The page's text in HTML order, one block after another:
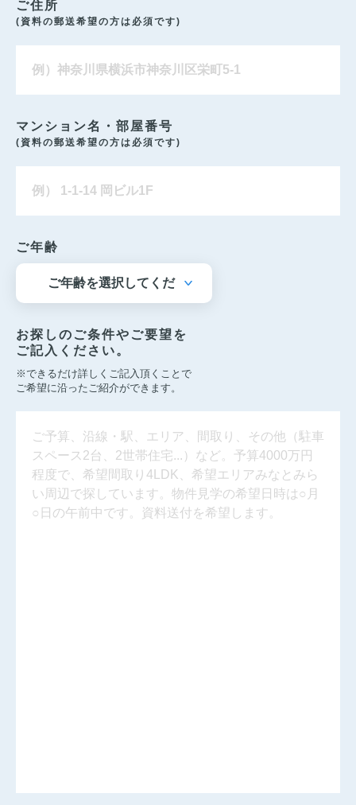
ご住所
(資料の郵送希望の方は必須です)
マンション名・部屋番号
(資料の郵送希望の方は必須です)
ご年齢
お探しのご条件やご要望を
ご記入ください。
※できるだけ詳しくご記入頂くことで
ご希望に沿ったご紹介ができます。